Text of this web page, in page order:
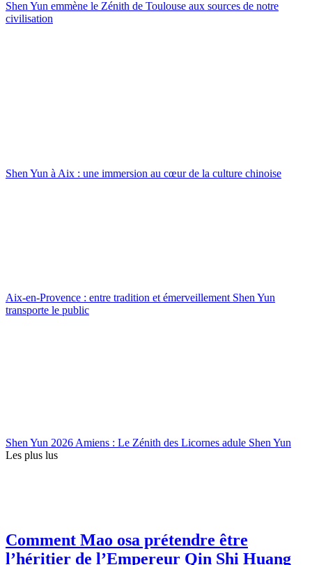
Shen Yun emmène le Zénith de Toulouse aux sources de notre
civilisation
Shen Yun à Aix : une immersion au cœur de la culture chinoise
Aix-en-Provence : entre tradition et émerveillement Shen Yun
transporte le public
Shen Yun 2026 Amiens : Le Zénith des Licornes adule Shen Yun
Les plus lus
Comment Mao osa prétendre être
l’héritier de l’Empereur Qin Shi Huang